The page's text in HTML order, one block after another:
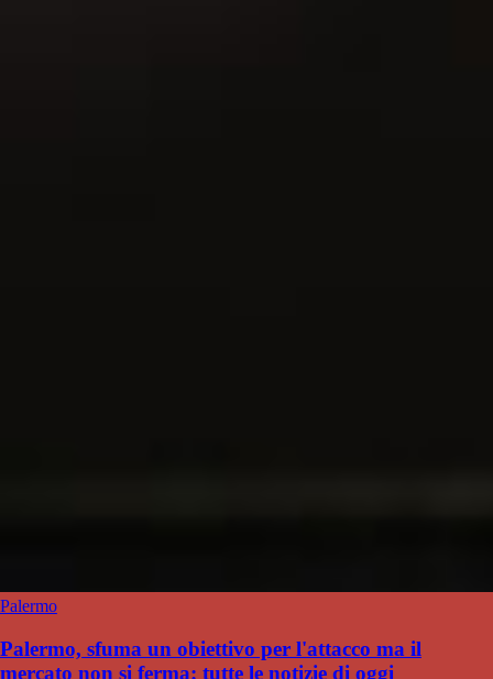
Palermo
Palermo, sfuma un obiettivo per l'attacco ma il
mercato non si ferma: tutte le notizie di oggi